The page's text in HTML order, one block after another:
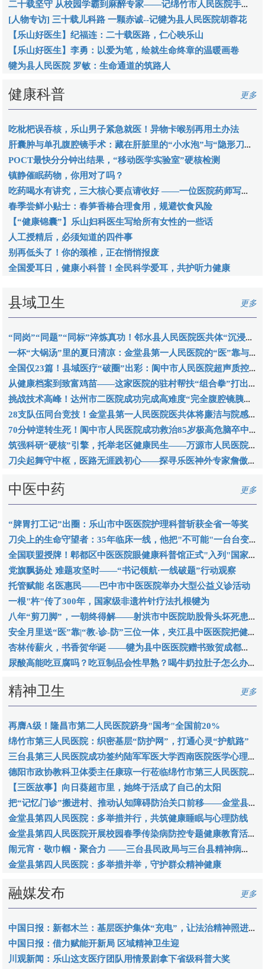
二十载坚守 从校园学霸到麻醉专家——记绵竹市人民医院手术麻醉科副主任医师欧怡
[人物专访] 三十载儿科路 一颗赤诚--记犍为县人民医院胡蓉花
【乐山好医生】纪福连：二十载医路，仁心映乐山
【乐山好医生】李勇：以爱为笔，绘就生命终章的温暖画卷
犍为县人民医院 罗敏：生命通道的筑路人
健康科普 更多
吃枇杷误吞核，乐山男子紧急就医！异物卡喉别再用土办法
肝囊肿与单孔腹腔镜手术：藏在肝脏里的“小水泡”与“隐形刀法”
POCT最快分分钟出结果，“移动医学实验室”硬核检测
镇静催眠药物，你用对了吗？
吃药喝水有讲究，三大核心要点请收好 ——一位医院药师写给老百姓的用药指南
春季尝鲜小贴士：春笋香椿合理食用，规避饮食风险
【“健康锦囊”】乐山妇科医生写给所有女性的一些话
人工授精后，必须知道的四件事
别再低头了！你的颈椎，正在悄悄报废
全国爱耳日，健康小科普！全民科学爱耳，共护听力健康
县域卫生 更多
“同岗”“同题”“同标”淬炼真功！邻水县人民医院医共体“沉浸式”跟班学习赋能基层
一杯“大锅汤”里的夏日清凉：金堂县第一人民医院的“医”靠与温度
全国仅23篇！县域医疗“破圈”出彩：阆中市人民医院超声质控成果闪耀国家级学术平台
从健康档案到致富鸡苗——这家医院的驻村帮扶“组合拳”打出乡村振兴新气象
挑战技术高峰！达州市二医院成功完成高难度“完全腹腔镜胰十二指肠切除术
28支队伍同台竞技！金堂县第一人民医院医共体将廉洁与院感融为一赛
70分钟逆转生死！阆中市人民医院成功救治85岁极高危脑卒中患者
筑强科研“硬核”引擎，托举老区健康民生——万源市人民医院入选首批四川省博士创新站
刀尖起舞守中枢，医路无涯践初心——探寻乐医神外专家詹傲的“生命密码”
中医中药 更多
“脾胃打工记”出圈：乐山市中医医院护理科普斩获全省一等奖
刀尖上的生命守望者：35年临床一线，他把"不可能"一台台变成"康复出院"
全国联盟授牌！郫都区中医医院眼健康科普馆正式"入列"国家级平台
党旗飘扬处 难题攻坚时——“书记领航·一线破题”行动观察
托管赋能 名医惠民——巴中市中医医院举办大型公益义诊活动
一根"杵"传了300年，国家级非遗杵针疗法扎根犍为
八年“剪刀脚”，一朝终得解——射洪市中医院助股骨头坏死患者重获“新生”
安全月里送“医”靠|“教-诊-防”三位一体，夹江县中医医院把健康应急服务“搬”进车间一线
杏林传薪火，书香贺华诞 ——犍为县中医医院赠书致贺成都中医药大学建校70周年
尿酸高能吃豆腐吗？吃豆制品会性早熟？喝牛奶拉肚子怎么办？营养师一次性说清楚
精神卫生 更多
再膺A级！隆昌市第二人民医院跻身"国考"全国前20%
绵竹市第三人民医院：织密基层“防护网”，打通心灵“护航路”
三台县第三人民医院成功签约陆军军医大学西南医院医学心理科冯正直专家工作站
德阳市政协教科卫体委主任康琼一行莅临绵竹市第三人民医院调研指导
【三医故事】向日葵超市里，她终于活成了自己的太阳
把“记忆门诊”搬进村、推动认知障碍防治关口前移——金堂县第四人民医院深化老年健康促进“5+”行动
金堂县第四人民医院：多举措并行，共筑健康睡眠与心理防线
金堂县第四人民医院开展校园春季传染病防控专题健康教育活动
闹元宵・敬巾帼・聚合力 ——三台县民政局与三台县精神病院联合开展 元宵主题工会活动
金堂县第四人民医院：多举措并举，守护群众精神健康
融媒发布 更多
中国日报：新都木兰：基层医护集体“充电”，让法治精神照进诊室
中国日报：借力赋能开新局 区域精神卫生迎
川观新闻：乐山这支医疗团队用情景剧拿下省级科普大奖